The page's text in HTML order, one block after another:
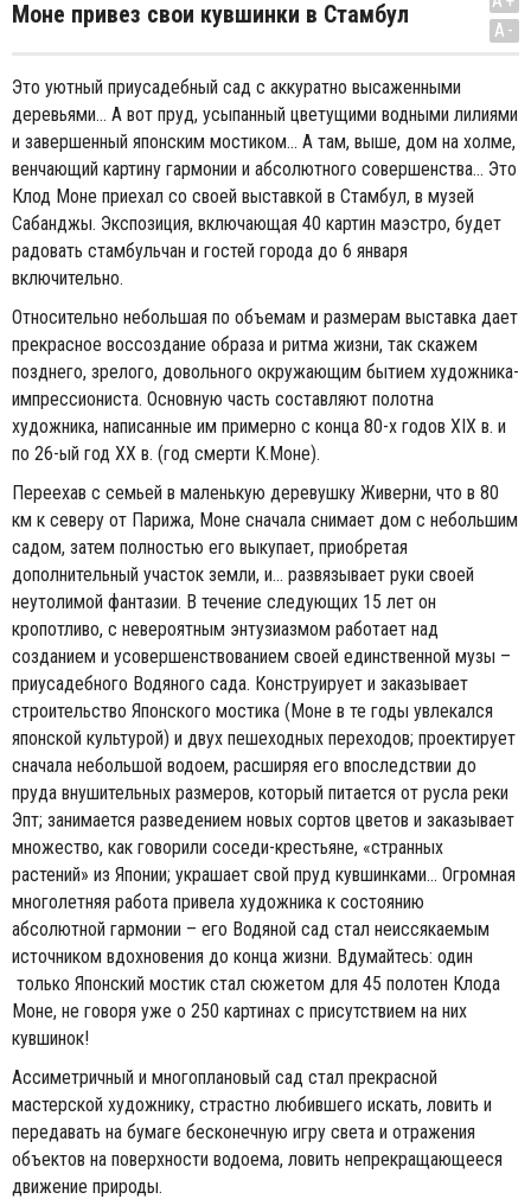
Моне привез свои кувшинки в Стамбул
A-
Это уютный приусадебный сад с аккуратно высаженными
деревьями… А вот пруд, усыпанный цветущими водными лилиями
и завершенный японским мостиком… А там, выше, дом на холме,
венчающий картину гармонии и абсолютного совершенства… Это
Клод Моне приехал со своей выставкой в Стамбул, в музей
Сабанджы. Экспозиция, включающая 40 картин маэстро, будет
радовать стамбульчан и гостей города до 6 января
включительно.
Относительно небольшая по объемам и размерам выставка дает
прекрасное воссоздание образа и ритма жизни, так скажем
позднего, зрелого, довольного окружающим бытием художника-
импрессиониста. Основную часть составляют полотна
художника, написанные им примерно с конца 80-х годов XIX в. и
по 26-ый год XX в. (год смерти К.Моне).
Переехав с семьей в маленькую деревушку Живерни, что в 80
км к северу от Парижа, Моне сначала снимает дом с небольшим
садом, затем полностью его выкупает, приобретая
дополнительный участок земли, и… развязывает руки своей
неутолимой фантазии. В течение следующих 15 лет он
кропотливо, с невероятным энтузиазмом работает над
созданием и усовершенствованием своей единственной музы –
приусадебного Водяного сада. Конструирует и заказывает
строительство Японского мостика (Моне в те годы увлекался
японской культурой) и двух пешеходных переходов; проектирует
сначала небольшой водоем, расширяя его впоследствии до
пруда внушительных размеров, который питается от русла реки
Эпт; занимается разведением новых сортов цветов и заказывает
множество, как говорили соседи-крестьяне, «странных
растений» из Японии; украшает свой пруд кувшинками… Огромная
многолетняя работа привела художника к состоянию
абсолютной гармонии – его Водяной сад стал неиссякаемым
источником вдохновения до конца жизни. Вдумайтесь: один
только Японский мостик стал сюжетом для 45 полотен Клода
Моне, не говоря уже о 250 картинах с присутствием на них
кувшинок!
Ассиметричный и многоплановый сад стал прекрасной
мастерской художнику, страстно любившего искать, ловить и
передавать на бумаге бесконечную игру света и отражения
объектов на поверхности водоема, ловить непрекращающееся
движение природы.